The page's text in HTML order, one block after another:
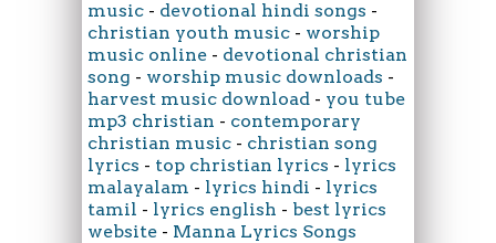
music - devotional hindi songs -
christian youth music - worship
music online - devotional christian
song - worship music downloads -
harvest music download - you tube
mp3 christian - contemporary
christian music - christian song
lyrics - top christian lyrics - lyrics
malayalam - lyrics hindi - lyrics
tamil - lyrics english - best lyrics
website - Manna Lyrics Songs